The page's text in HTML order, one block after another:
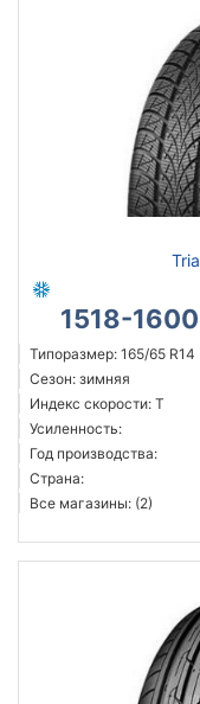
1518-
Типоразмер: 165/65 R14
Сезон: зимняя
Индекс скорости: T
Усиленность:
Год производства:
Страна:
Все магазины: (2)